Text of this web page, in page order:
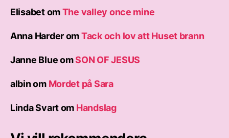
ElisabetomThe valley once mine
Anna HarderomTack och lov att Huset brann
Janne BlueomSON OF JESUS
albinom Mordet på Sara
Linda Svartom Handslag